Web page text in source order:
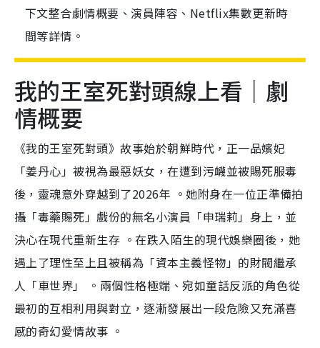
下文整合劇情概要、演員陣容、Netflix集數更新時
間等詳情。
我的王室死對頭線上看｜劇
情概要
《我的王室死對頭》故事始於朝鮮時代，正一品嬪妃
「姜丹心」被視為最惡妖女，在遭到污衊並被賜死服毒
後，靈魂意外穿越到了2026年 。她附身在一位正準備拍
攝「毒藥賜死」戲份的無名小演員「申瑞莉」身上，並
決心在現代重新生存 。在跌入陌生的現代娛樂圈後，她
遇上了理性至上且被稱為「資本主義怪物」的財閥繼承
人「車世界」 。兩個性格極端、宛如童話反派的角色從
最初的互相利用與對立，逐漸發展出一段危險又充滿喜
感的奇幻愛情故事 。